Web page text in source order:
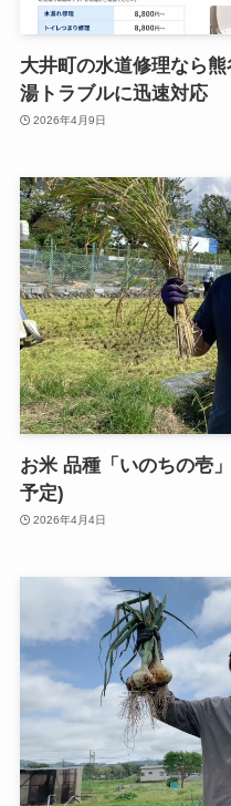
大井町の水道修理なら
湯トラブルに迅速対応
2026年4月9日
お米 品種「いのちの壱
予定)
2026年4月4日